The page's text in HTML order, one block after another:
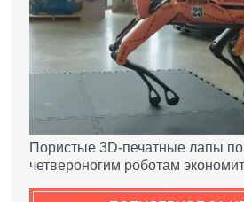
Пористые 3D-печатные лапы
четвероногим роботам